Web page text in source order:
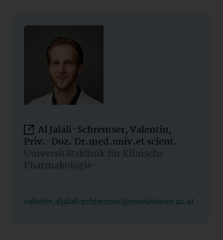
Al Jalali-Schremser, Valentin,
Priv.-Doz. Dr.med.univ.et scient.
Universitätsklinik für Klinische
Pharmakologie
valentin.aljalali-schremser@meduniwien.ac.at